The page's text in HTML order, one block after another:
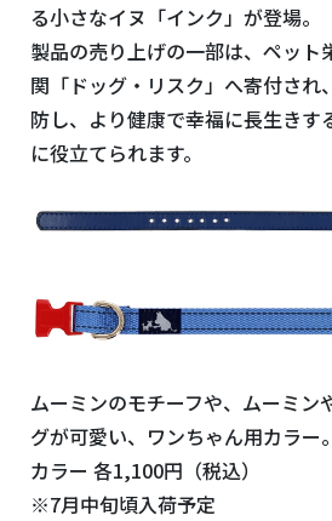
る小さなイヌ「インク」が登場。
製品の売り上げの一部は、ペット
関「ドッグ・リスク」へ寄付され
防し、より健康で幸福に長生きす
に役立てられます。
ムーミンのモチーフや、ムーミン
グが可愛い、ワンちゃん用カラー。
カラー 各1,100円（税込）
※7月中旬頃入荷予定